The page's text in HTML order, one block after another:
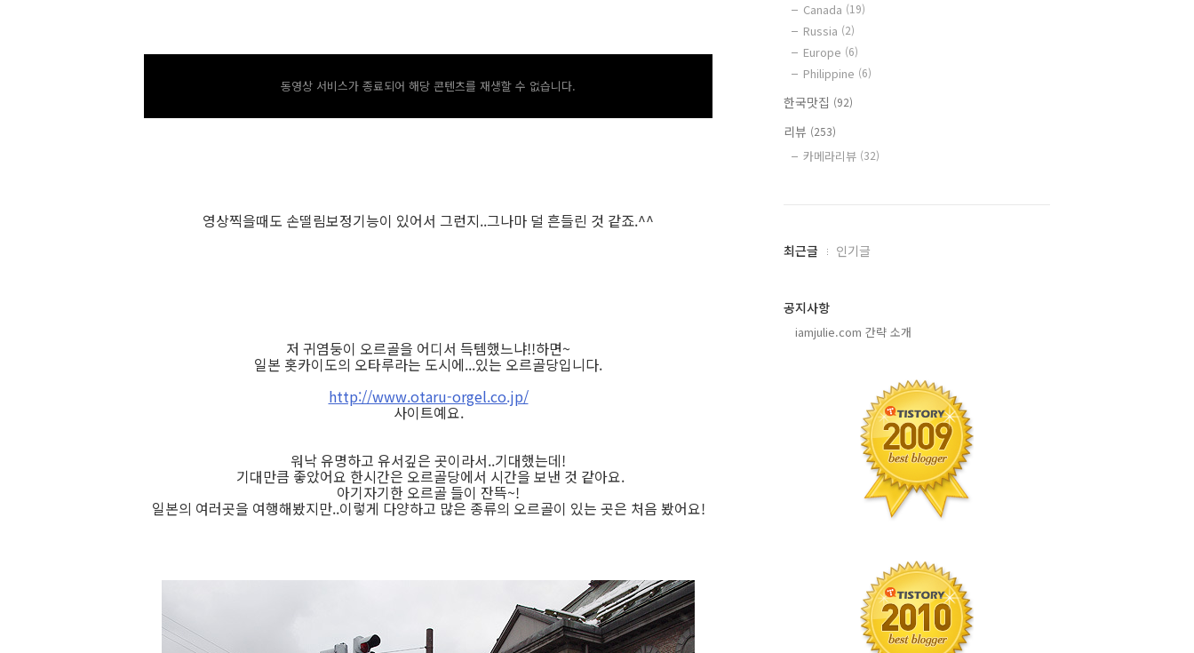
동영상 서비스가 종료되어 해당 콘텐츠를 재생할 수 없습니다.
영상찍을때도 손떨림보정기능이 있어서 그런지..그나마 덜 흔들린 것 같죠.^^
저 귀염둥이 오르골을 어디서 득템했느냐!!하면~
일본 홋카이도의 오타루라는 도시에...있는 오르골당입니다.
http://www.otaru-orgel.co.jp/
사이트예요.
워낙 유명하고 유서깊은 곳이라서..기대했는데!
기대만큼 좋았어요 한시간은 오르골당에서 시간을 보낸 것 같아요.
아기자기한 오르골 들이 잔뜩~!
일본의 여러곳을 여행해봤지만..이렇게 다양하고 많은 종류의 오르골이 있는 곳은 처음 봤어요!
Canada (19)
Russia (2)
Europe (6)
Philippine (6)
한국맛집 (92)
리뷰 (253)
카메라리뷰 (32)
최
과
최근글 인기글
공지사항
iamjulie.com 간략 소개